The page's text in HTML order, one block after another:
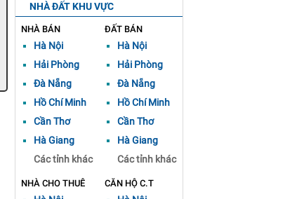
NHÀ ĐẤT KHU VỰC
NHÀ BÁN
Hà Nội
Hải Phòng
Đà Nẵng
Hồ Chí Minh
Cần Thơ
Hà Giang
Các tỉnh khác
ĐẤT BÁN
Hà Nội
Hải Phòng
Đà Nẵng
Hồ Chí Minh
Cần Thơ
Hà Giang
Các tỉnh khác
NHÀ CHO THUÊ CĂN HỘ C.T